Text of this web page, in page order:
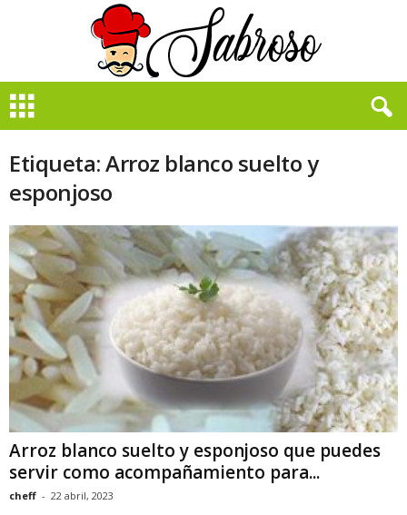
e
Etiqueta: Arroz blanco suelto y
esponjoso
Arroz blanco suelto y esponjoso que puedes
servir como acompañamiento para...
cheff - 22 abril, 2023